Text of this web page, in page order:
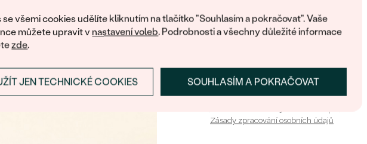
se všemi cookies udělíte kliknutím na tlačítko "Souhlasím a pokračovat". Vaše
můžete upravit v nastavení voleb. Podrobnosti a všechny důležité informace
zde.
SOUHLASÍM A POKRAČOVAT
JEN TECHNICKÉ COOKIES PŘIHLÁSIT SE A ZÍSKAT SLEVU
Zásady zpracování osobních údajů